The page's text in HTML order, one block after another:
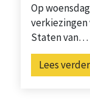
Op
verkiezingen
Staten van…
Lees verder